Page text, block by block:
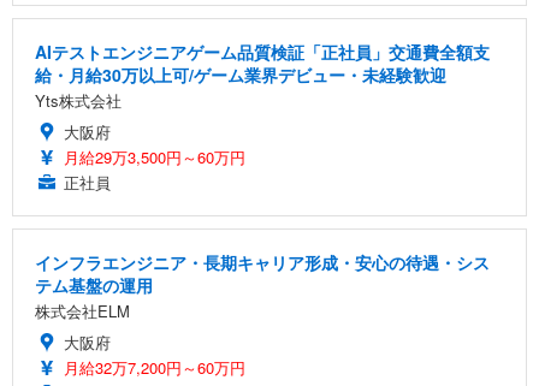
AIテストエンジニアゲーム品質検証「正社員」交通費全額支
給・月給30万以上可/ゲーム業界デビュー・未経験歓迎
Yts株式会社
大阪府
月給29万3,500円～60万円
正社員
インフラエンジニア・長期キャリア形成・安心の待遇・シス
テム基盤の運用
株式会社ELM
大阪府
月給32万7,200円～60万円